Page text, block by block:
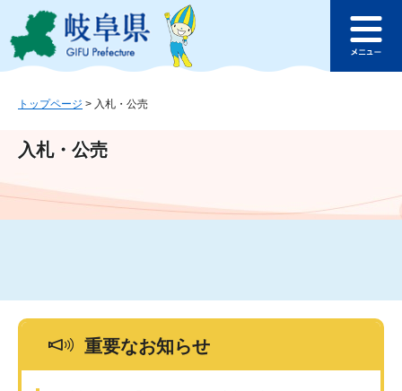
ジ
ュ
文
このページの本文へ
ュ
トップページ > 入札・公売
入札・公売
重要なお知らせ